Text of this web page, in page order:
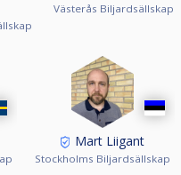
Västerås Biljardsällskap
Mart Liigant
Stockholms Biljardsällskap